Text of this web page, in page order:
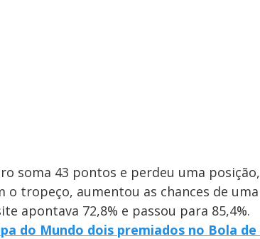
soma 43 pontos e perdeu uma
o tropeço, aumentou as chances de
apontava 72,8% e passou para 85,4%.
do Mundo dois premiados no Bola de